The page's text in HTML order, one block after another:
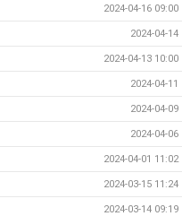
2024-04-16 09:00
2024-04-14
2024-04-13 10:00
2024-04-11
2024-04-09
2024-04-06
2024-04-01 11:02
2024-03-15 11:24
2024-03-14 09:19